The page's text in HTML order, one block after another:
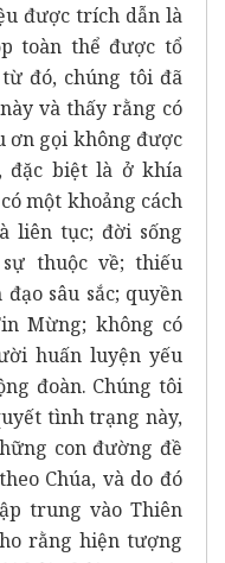
được trích dẫn là
toàn thể được tổ
đó, chúng tôi đã
và thấy rằng có
ơn gọi không được
đặc biệt là ở khía
một khoảng cách
liên tục; đời sống
thuộc về; thiếu
sâu sắc; quyền
Mừng; không có
huấn luyện yếu
đoàn. Chúng tôi
tình trạng này,
con đường đề
Chúa, và do đó
trung vào Thiên
rằng hiện tượng